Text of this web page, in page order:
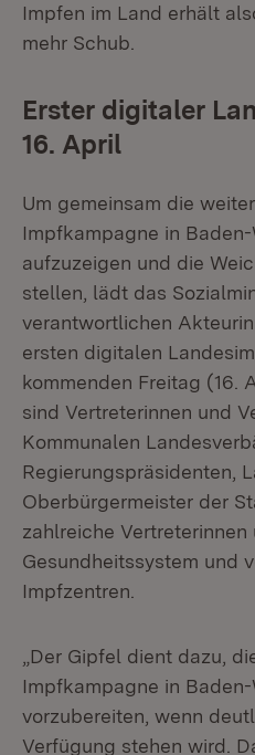
Impfen im Land erhält
mehr Schub.
Erster digitaler
16. April
Um gemeinsam die
Impfkampagne in
aufzuzeigen und die
stellen, lädt das
verantwortlichen
ersten digitalen
kommenden Freitag (16.
sind Vertreterinnen und
Kommunalen
Regierungspräsidenten,
Oberbürgermeister der
zahlreiche
Gesundheitssystem und
Impfzentren.
„Der Gipfel dient dazu,
Impfkampagne in
vorzubereiten, wenn
Verfügung stehen wird.